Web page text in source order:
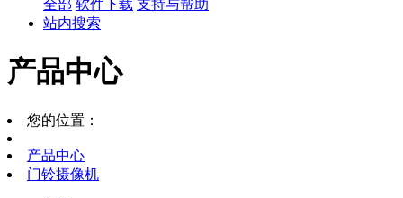
全部 软件下载 支持与帮助
站内搜索
产品中心
您的位置：
产品中心
门铃摄像机